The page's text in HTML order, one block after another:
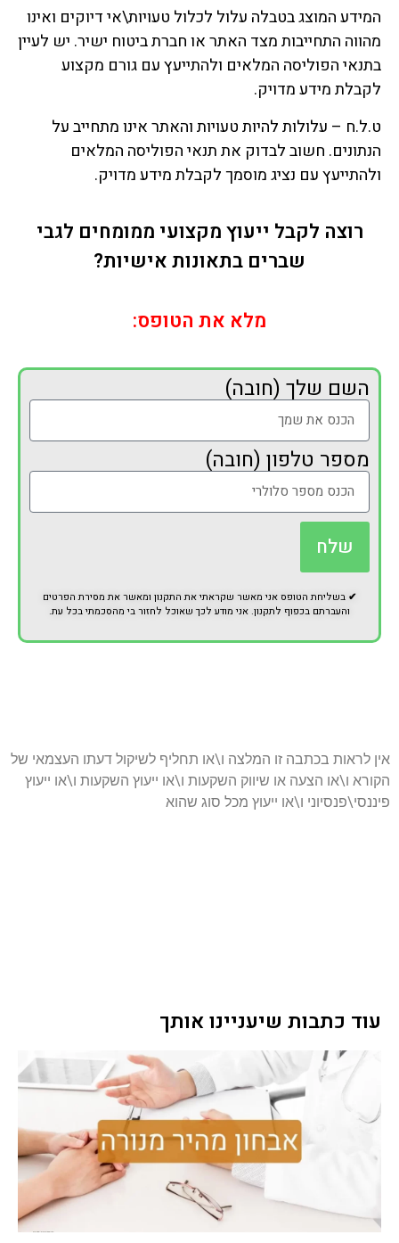
המידע המוצג בטבלה עלול לכלול טעויות\אי דיוקים ואינו
מהווה התחייבות מצד האתר או חברת ביטוח ישיר. יש לעיין
בתנאי הפוליסה המלאים ולהתייעץ עם גורם מקצוע
לקבלת מידע מדויק.
ט.ל.ח – עלולות להיות טעויות והאתר אינו מתחייב על
הנתונים. חשוב לבדוק את תנאי הפוליסה המלאים
ולהתייעץ עם נציג מוסמך לקבלת מידע מדויק.
רוצה לקבל ייעוץ מקצועי ממומחים לגבי
שברים בתאונות אישיות?
מלא את הטופס:
השם שלך (חובה)
מספר טלפון (חובה)
שלח
✔ בשליחת הטופס אני מאשר שקראתי את התקנון ומאשר את מסירת הפרטים
והעברתם בכפוף לתקנון. אני מודע לכך שאוכל לחזור בי מהסכמתי בכל עת.
אין לראות בכתבה זו המלצה ו\או תחליף לשיקול דעתו העצמאי של
הקורא ו\או הצעה או שיווק השקעות ו\או ייעוץ השקעות ו\או ייעוץ
פיננסי\פנסיוני ו\או ייעוץ מכל סוג שהוא
עוד כתבות שיעניינו אותך